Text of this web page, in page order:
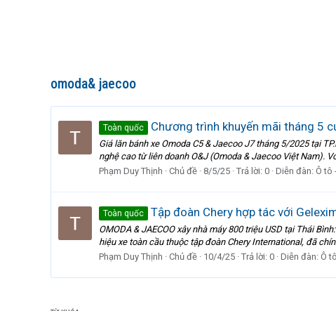
omoda& jaecoo
Toàn quốc Chương trình khuyến mãi tháng 5
Giá lăn bánh xe Omoda C5 & Jaecoo J7 tháng 5/2025 tại
nghệ cao từ liên doanh O&J (Omoda & Jaecoo Việt Nam).
Phạm Duy Thịnh
Chủ đề 8/5/25 Trả lời: 0 Diễn đàn: Ô tô
Toàn quốc Tập đoàn Chery hợp tác với
OMODA & JAECOO xây nhà máy 800 triệu USD tại Thái
hiệu xe toàn cầu thuộc tập đoàn Chery International, đã
Phạm Duy Thịnh
Chủ đề 10/4/25 Trả lời: 0 Diễn đàn: Ô